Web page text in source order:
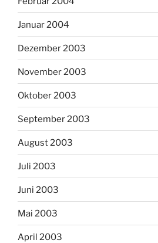
Januar 2004
Dezember 2003
November 2003
Oktober 2003
September 2003
August 2003
Juli 2003
Juni 2003
Mai 2003
April 2003